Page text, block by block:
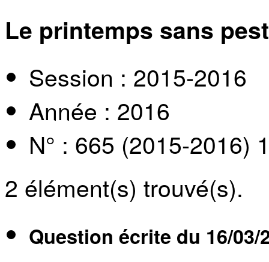
Le printemps sans
Session : 2015-2016
Année : 2016
N° : 665 (2015-2016)
2 élément(s) trouvé(s).
Question écrite du 16/03/